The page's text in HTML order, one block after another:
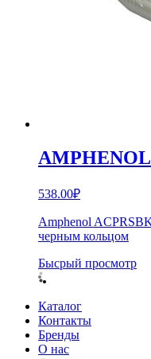
538.00₽
Amphenol
черным кольцом
Бысрый просмотр
Каталог
Контакты
Бренды
О нас